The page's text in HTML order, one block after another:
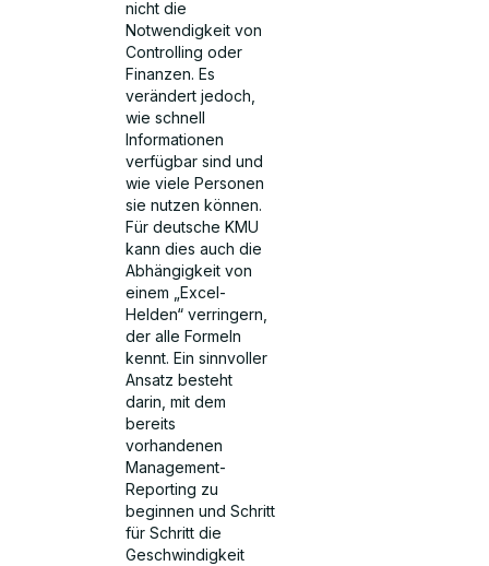
nicht die
Notwendigkeit von
Controlling oder
Finanzen. Es
verändert jedoch,
wie schnell
Informationen
verfügbar sind und
wie viele Personen
sie nutzen können.
Für deutsche KMU
kann dies auch die
Abhängigkeit von
einem „Excel-
Helden“ verringern,
der alle Formeln
kennt. Ein sinnvoller
Ansatz besteht
darin, mit dem
bereits
vorhandenen
Management-
Reporting zu
beginnen und Schritt
für Schritt die
Geschwindigkeit